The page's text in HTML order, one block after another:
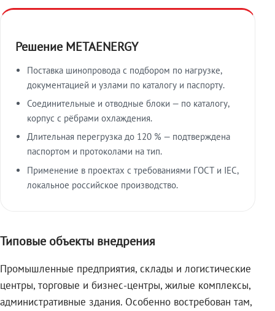
Решение METAENERGY
Поставка шинопровода с подбором по нагрузке,
документацией и узлами по каталогу и паспорту.
Соединительные и отводные блоки — по каталогу,
корпус с рёбрами охлаждения.
Длительная перегрузка до 120 % — подтверждена
паспортом и протоколами на тип.
Применение в проектах с требованиями ГОСТ и IEC,
локальное российское производство.
Типовые объекты внедрения
Промышленные предприятия, склады и логистические
центры, торговые и бизнес-центры, жилые комплексы,
административные здания. Особенно востребован там,